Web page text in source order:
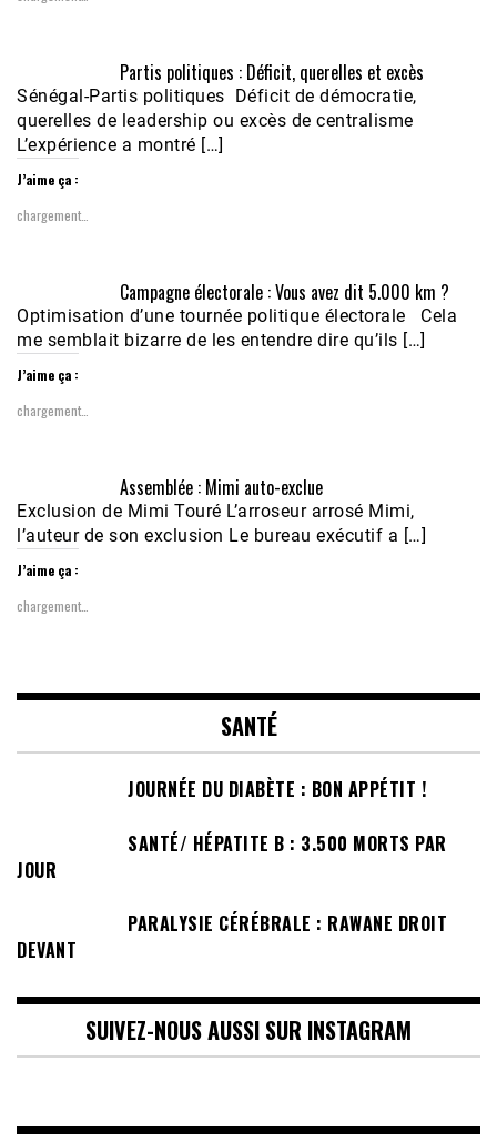
Partis politiques : Déficit, querelles et excès
Sénégal-Partis politiques Déficit de démocratie,
querelles de leadership ou excès de centralisme
L’expérience a montré […]
J’aime ça :
chargement…
Campagne électorale : Vous avez dit 5.000 km ?
Optimisation d’une tournée politique électorale Cela
me semblait bizarre de les entendre dire qu’ils […]
J’aime ça :
chargement…
Assemblée : Mimi auto-exclue
Exclusion de Mimi Touré L’arroseur arrosé Mimi,
l’auteur de son exclusion Le bureau exécutif a […]
J’aime ça :
chargement…
SANTÉ
JOURNÉE DU DIABÈTE : BON APPÉTIT !
SANTÉ/ HÉPATITE B : 3.500 MORTS PAR
JOUR
PARALYSIE CÉRÉBRALE : RAWANE DROIT
DEVANT
SUIVEZ-NOUS AUSSI SUR INSTAGRAM